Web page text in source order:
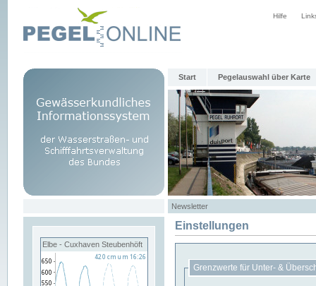
Hilfe
Start Pegelauswahl über Karte
Newsletter
Elbe - Cuxhaven Steubenhöft
Einstellungen
Grenzwerte für Unter- &